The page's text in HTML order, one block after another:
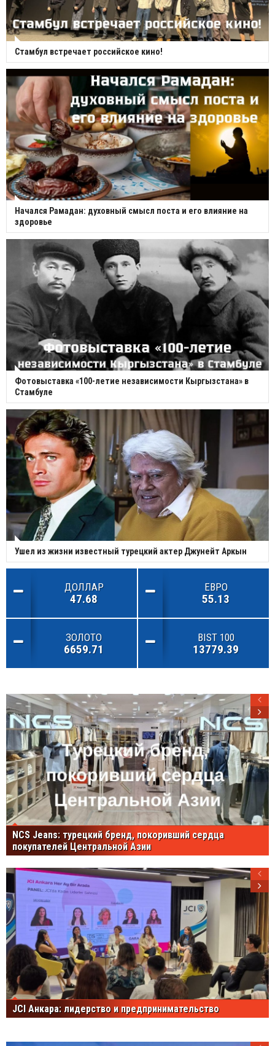
Стамбул встречает российское кино!
Начался Рамадан: духовный смысл поста и его влияние на
здоровье
Фотовыставка «100-летие независимости Кыргызстана» в
Стамбуле
Ушел из жизни известный турецкий актер Джунейт Аркын
ДОЛЛАР
47.68
ЕВРО
55.13
ЗОЛОТО
6659.71
BIST 100
13779.39
NCS Jeans: турецкий бренд, покоривший сердца
покупателей Центральной Азии
JCI Анкара: лидерство и предпринимательство